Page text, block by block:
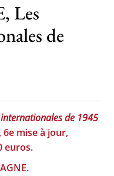
motions
Les
de
de 1945
, 6e mise à jour,
euros.